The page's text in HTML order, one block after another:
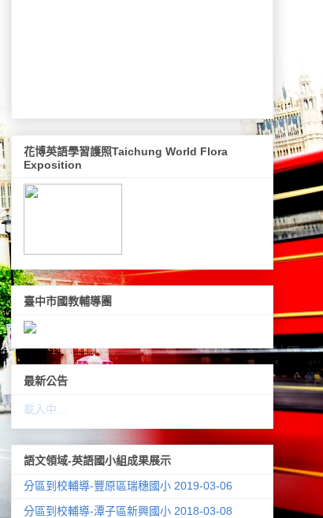
花博英語學習護照Taichung World Flora
Exposition
臺中市國教輔導團
最新公告
載入中…
語文領域-英語國小組成果展示
分區到校輔導-豐原區瑞穗國小 2019-03-06
分區到校輔導-潭子區新興國小 2018-03-08